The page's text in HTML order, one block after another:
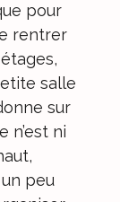
pour
rentrer
salle
sur
n’est ni
peu